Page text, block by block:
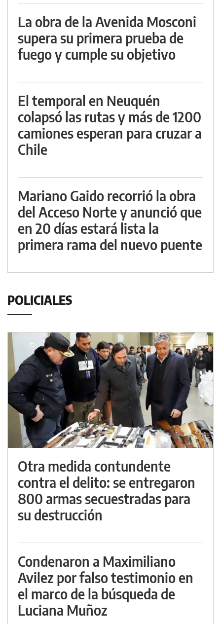
La obra de la Avenida Mosconi
supera su primera prueba de
fuego y cumple su objetivo
El temporal en Neuquén
colapsó las rutas y más de 1200
camiones esperan para cruzar a
Chile
Mariano Gaido recorrió la obra
del Acceso Norte y anunció que
en 20 días estará lista la
primera rama del nuevo puente
POLICIALES
Otra medida contundente
contra el delito: se entregaron
800 armas secuestradas para
su destrucción
Condenaron a Maximiliano
Avilez por falso testimonio en
el marco de la búsqueda de
Luciana Muñoz